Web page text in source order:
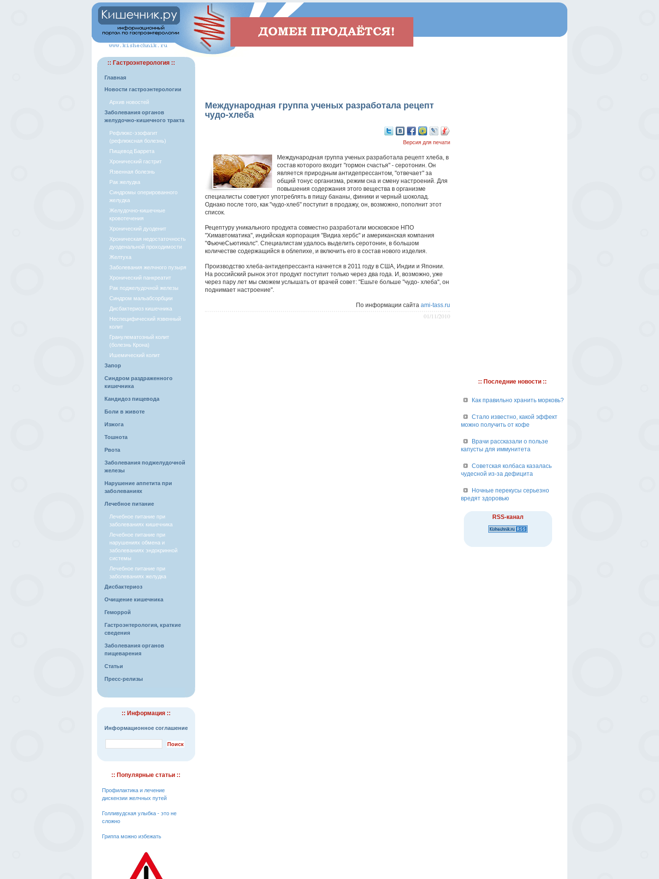
:: Гастроэнтерология ::
Главная
Новости гастроэнтерологии
Архив новостей
Заболевания органов
желудочно-кишечного тракта
Рефлюкс-эзофагит
(рефлюксная болезнь)
Пищевод Баррета
Хронический гастрит
Язвенная болезнь
Рак желудка
Синдромы оперированного
желудка
Желудочно-кишечные
кровотечения
Хронический дуоденит
Хроническая недостаточность
дуоденальной проходимости
Желтуха
Заболевания желчного пузыря
Хронический панкреатит
Рак поджелудочной железы
Синдром мальабсорбции
Дисбактериоз кишечника
Неспецифический язвенный
колит
Гранулематозный колит
(болезнь Крона)
Ишемический колит
Запор
Синдром раздраженного
кишечника
Кандидоз пищевода
Боли в животе
Изжога
Тошнота
Рвота
Заболевания поджелудочной
железы
Нарушение аппетита при
заболеваниях
Лечебное питание
Лечебное питание при
заболеваниях кишечника
Лечебное питание при
нарушениях обмена и
заболеваниях эндокринной
системы
Лечебное питание при
заболеваниях желудка
Дисбактериоз
Очищение кишечника
Геморрой
Гастроэнтерология, краткие
сведения
Заболевания органов
пищеварения
Статьи
Пресс-релизы
:: Информация ::
Информационное соглашение
:: Популярные статьи ::
Профилактика и лечение
дискензии желчных путей
Голливудская улыбка - это не
сложно
Гриппа можно избежать
Международная группа ученых разработала рецепт
чудо-хлеба
Версия для печати
Международная группа ученых разработала рецепт хлеба, в
состав которого входит "гормон счастья" - серотонин. Он
является природным антидепрессантом, "отвечает" за
общий тонус организма, режим сна и смену настроений. Для
повышения содержания этого вещества в организме
специалисты советуют употреблять в пищу бананы, финики и черный шоколад.
Однако после того, как "чудо-хлеб" поступит в продажу, он, возможно, пополнит этот
список.
Рецептуру уникального продукта совместно разработали московское НПО
"Химавтоматика", индийская корпорация "Видиа хербс" и американская компания
"ФьючеСьютикалс". Специалистам удалось выделить серотонин, в большом
количестве содержащийся в облепихе, и включить его в состав нового изделия.
Производство хлеба-антидепрессанта начнется в 2011 году в США, Индии и Японии.
На российский рынок этот продукт поступит только через два года. И, возможно, уже
через пару лет мы сможем услышать от врачей совет: "Ешьте больше "чудо- хлеба", он
поднимает настроение".
По информации сайта ami-tass.ru
01/11/2010
:: Последние новости ::
Как правильно хранить морковь?
Стало известно, какой эффект
можно получить от кофе
Врачи рассказали о пользе
капусты для иммунитета
Советская колбаса казалась
чудесной из-за дефицита
Ночные перекусы серьезно
вредят здоровью
RSS-канал